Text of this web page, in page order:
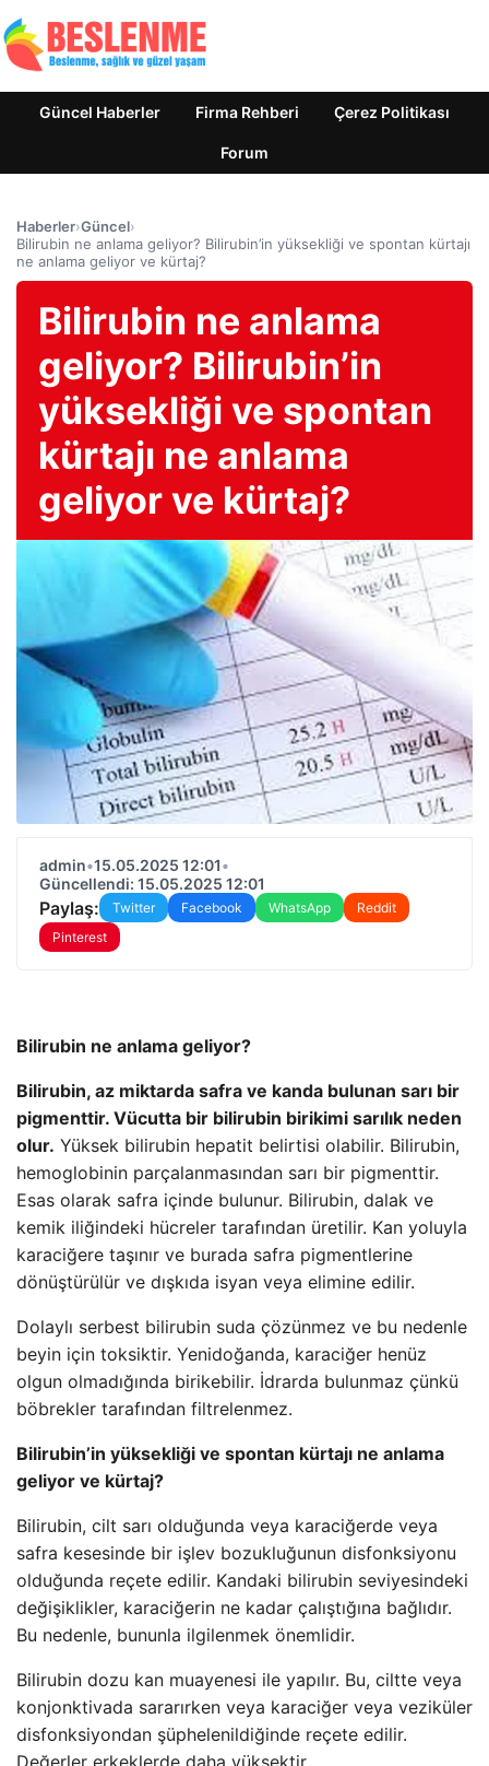
Güncel Haberler Firma Rehberi Çerez Politikası
Forum
Haberler›Güncel›
Bilirubin ne anlama geliyor? Bilirubin’in yüksekliği ve spontan kürtajı
ne anlama geliyor ve kürtaj?
Bilirubin ne anlama
geliyor? Bilirubin’in
yüksekliği ve spontan
kürtajı ne anlama
geliyor ve kürtaj?
admin•15.05.2025 12:01•
Güncellendi: 15.05.2025 12:01
Paylaş: Twitter Facebook WhatsApp
Reddit
Pinterest
Bilirubin ne anlama geliyor?
Bilirubin, az miktarda safra ve kanda bulunan sarı bir
pigmenttir. Vücutta bir bilirubin birikimi sarılık neden
olur. Yüksek bilirubin hepatit belirtisi olabilir. Bilirubin,
hemoglobinin parçalanmasından sarı bir pigmenttir.
Esas olarak safra içinde bulunur. Bilirubin, dalak ve
kemik iliğindeki hücreler tarafından üretilir. Kan yoluyla
karaciğere taşınır ve burada safra pigmentlerine
dönüştürülür ve dışkıda isyan veya elimine edilir.
Dolaylı serbest bilirubin suda çözünmez ve bu nedenle
beyin için toksiktir. Yenidoğanda, karaciğer henüz
olgun olmadığında birikebilir. İdrarda bulunmaz çünkü
böbrekler tarafından filtrelenmez.
Bilirubin’in yüksekliği ve spontan kürtajı ne anlama
geliyor ve kürtaj?
Bilirubin, cilt sarı olduğunda veya karaciğerde veya
safra kesesinde bir işlev bozukluğunun disfonksiyonu
olduğunda reçete edilir. Kandaki bilirubin seviyesindeki
değişiklikler, karaciğerin ne kadar çalıştığına bağlıdır.
Bu nedenle, bununla ilgilenmek önemlidir.
Bilirubin dozu kan muayenesi ile yapılır. Bu, ciltte veya
konjonktivada sararırken veya karaciğer veya veziküler
disfonksiyondan şüphelenildiğinde reçete edilir.
Değerler erkeklerde daha yüksektir.